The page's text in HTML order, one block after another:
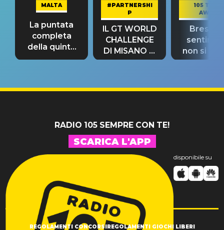
MALTA
La puntata
completa
della quinta
tappa
#PARTNERSHI
P
IL GT WORLD
CHALLENGE
DI MISANO si
riconferma
105 TAKE
AWAY
Bresh:
non si
fino alla
RADIO 105 SEMPRE CON TE!
SCARICA L'APP
disponibile su
REGOLAMENTI CONCORSI REGOLAMENTI GIOCHI LIBERI